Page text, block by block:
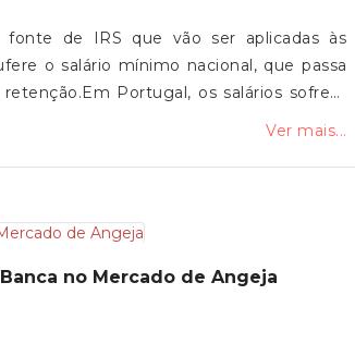
86 para 79 euros.Sublinhou ainda que
fundamental de coesão social
em particular junto das gerações
Fonte: Economia ao
fonte de IRS que vão ser aplicadas às
o salário mínimo nacional, que passa
Portugal, os salários sofrem
e outro relativo ao IRS, determinado
15 euros acima do mínimo, levando os
automática dos escalões em
Finanças ; Sapo
Ver mais...
no Mercado de Angeja